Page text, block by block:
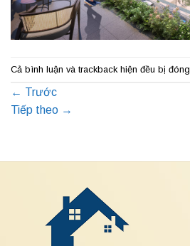
Cả bình luận và trackback hiện đều bị đóng.
← Trước
Tiếp theo →